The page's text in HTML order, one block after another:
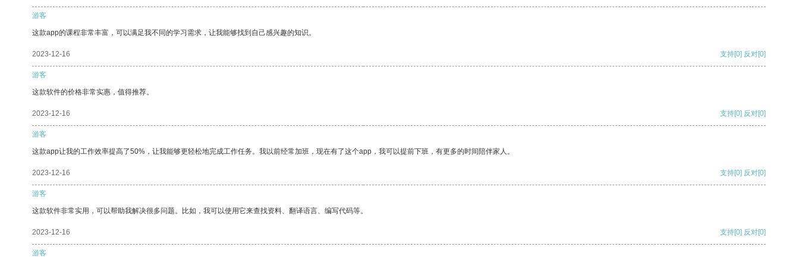
游客
这款app的课程非常丰富，可以满足我不同的学习需求，让我能够找到自己感兴趣的知识。
2023-12-16 支持[0] 反对[0]
游客
这款软件的价格非常实惠，值得推荐。
2023-12-16 支持[0] 反对[0]
游客
这款app让我的工作效率提高了50%，让我能够更轻松地完成工作任务。我以前经常加班，现在有了这个app，我可以提前下班，有更多的时间陪伴家人。
2023-12-16 支持[0] 反对[0]
游客
这款软件非常实用，可以帮助我解决很多问题。比如，我可以使用它来查找资料、翻译语言、编写代码等。
2023-12-16 支持[0] 反对[0]
游客